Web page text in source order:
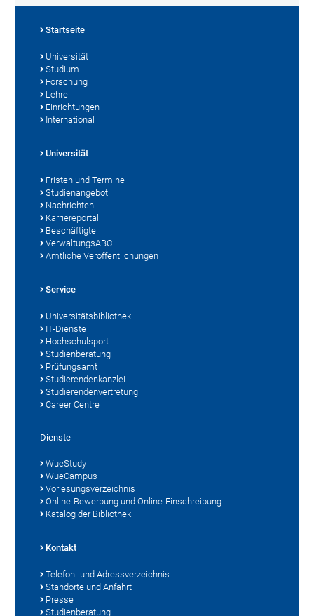
Startseite
Universität
Studium
Forschung
Lehre
Einrichtungen
International
Universität
Fristen und Termine
Studienangebot
Nachrichten
Karriereportal
Beschäftigte
VerwaltungsABC
Amtliche Veröffentlichungen
Service
Universitätsbibliothek
IT-Dienste
Hochschulsport
Studienberatung
Prüfungsamt
Studierendenkanzlei
Studierendenvertretung
Career Centre
Dienste
WueStudy
WueCampus
Vorlesungsverzeichnis
Online-Bewerbung und Online-Einschreibung
Katalog der Bibliothek
Kontakt
Telefon- und Adressverzeichnis
Standorte und Anfahrt
Presse
Studienberatung